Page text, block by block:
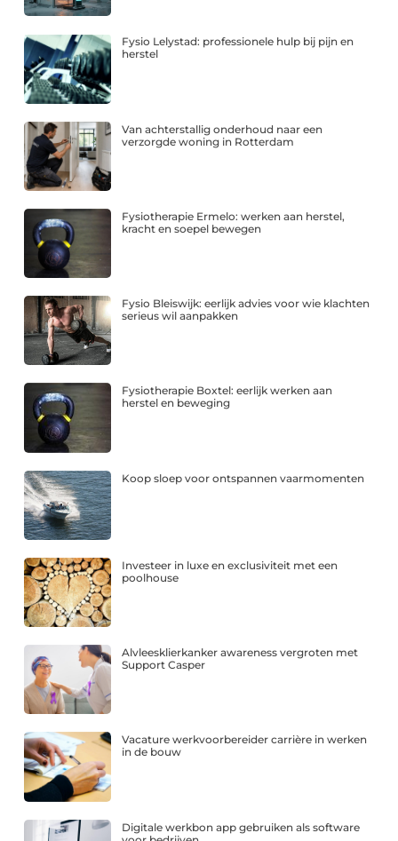
Fysio Lelystad: professionele hulp bij pijn en
herstel
Van achterstallig onderhoud naar een
verzorgde woning in Rotterdam
Fysiotherapie Ermelo: werken aan herstel,
kracht en soepel bewegen
Fysio Bleiswijk: eerlijk advies voor wie klachten
serieus wil aanpakken
Fysiotherapie Boxtel: eerlijk werken aan
herstel en beweging
Koop sloep voor ontspannen vaarmomenten
Investeer in luxe en exclusiviteit met een
poolhouse
Alvleesklierkanker awareness vergroten met
Support Casper
Vacature werkvoorbereider carrière in werken
in de bouw
Digitale werkbon app gebruiken als software